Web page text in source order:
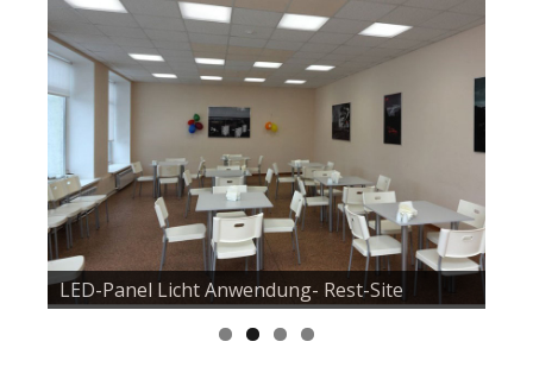
LED-Panel Licht Anwendung- Rest-Site